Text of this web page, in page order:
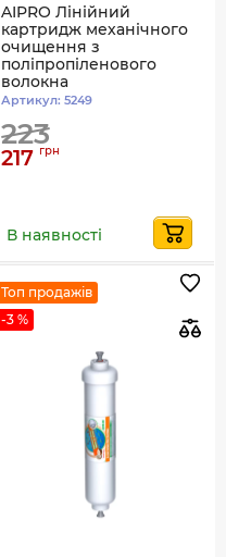
AIPRO Лінійний
картридж механічного
очищення з
поліпропіленового
волокна
Артикул: 5249
223
217 грн
В наявності
Топ продажів
-3 %